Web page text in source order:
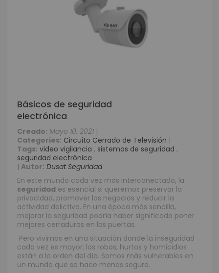
Básicos de seguridad
electrónica
Creado: Mayo 10, 2021 |
Categories: Circuito Cerrado de Televisión |
Tags: video vigilancia , sistemas de seguridad ,
seguridad electrónica
| Autor: Dusat Seguridad
En este mundo cada vez más interconectado, la
seguridad es esencial si queremos preservar la
privacidad, promover los negocios y reducir la
actividad delictiva. En una época más sencilla,
mejorar la seguridad podría haber significado poner
mejores cerraduras en las puertas.
Pero vivimos en una situación donde la inseguridad
cada vez es mayor; los robos, hurtos y homicidios
están a la orden del día. Somos más vulnerables en
un mundo que se hace menos seguro.